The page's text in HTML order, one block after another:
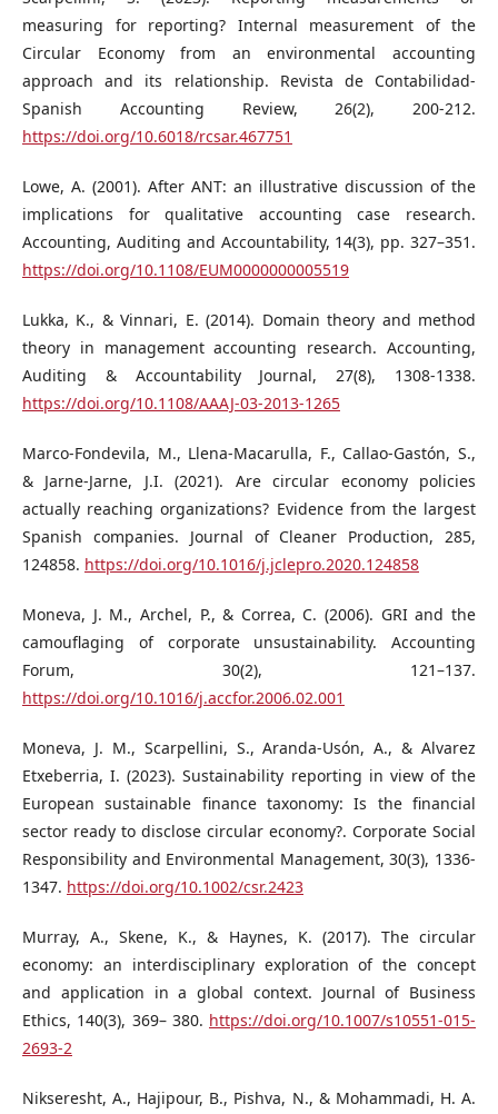
measuring for reporting? Internal measurement of the
Circular Economy from an environmental accounting
approach and its relationship. Revista de Contabilidad-
Spanish Accounting Review, 26(2), 200-212.
https://doi.org/10.6018/rcsar.467751
Lowe, A. (2001). After ANT: an illustrative discussion of the
implications for qualitative accounting case research.
Accounting, Auditing and Accountability, 14(3), pp. 327–351.
https://doi.org/10.1108/EUM0000000005519
Lukka, K., & Vinnari, E. (2014). Domain theory and method
theory in management accounting research. Accounting,
Auditing & Accountability Journal, 27(8), 1308-1338.
https://doi.org/10.1108/AAAJ-03-2013-1265
Marco-Fondevila, M., Llena-Macarulla, F., Callao-Gastón, S.,
& Jarne-Jarne, J.I. (2021). Are circular economy policies
actually reaching organizations? Evidence from the largest
Spanish companies. Journal of Cleaner Production, 285,
124858. https://doi.org/10.1016/j.jclepro.2020.124858
Moneva, J. M., Archel, P., & Correa, C. (2006). GRI and the
camouflaging of corporate unsustainability. Accounting
Forum, 30(2), 121–137.
https://doi.org/10.1016/j.accfor.2006.02.001
Moneva, J. M., Scarpellini, S., Aranda‐Usón, A., & Alvarez
Etxeberria, I. (2023). Sustainability reporting in view of the
European sustainable finance taxonomy: Is the financial
sector ready to disclose circular economy?. Corporate Social
Responsibility and Environmental Management, 30(3), 1336-
1347. https://doi.org/10.1002/csr.2423
Murray, A., Skene, K., & Haynes, K. (2017). The circular
economy: an interdisciplinary exploration of the concept
and application in a global context. Journal of Business
Ethics, 140(3), 369– 380. https://doi.org/10.1007/s10551-015-
2693-2
Nikseresht, A., Hajipour, B., Pishva, N., & Mohammadi, H. A.